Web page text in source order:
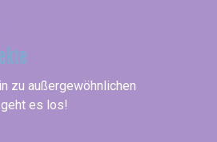
zu außergewöhnlichen
es los!